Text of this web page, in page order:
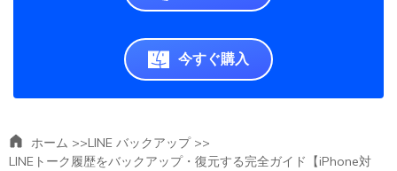
今すぐ購入
ホーム >>LINE バックアップ >>
LINEトーク履歴をバックアップ・復元する完全ガイド【iPhone対